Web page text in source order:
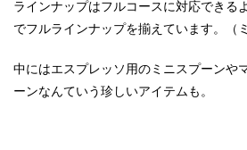
ラインナップはフルコースに対応できる
でフルラインナップを揃えています。（
中にはエスプレッソ用のミニスプーンや
ーンなんていう珍しいアイテムも。